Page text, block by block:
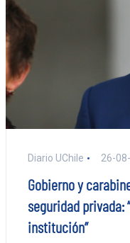
Diario UChile 26-
Gobierno y
seguridad privada:
institución”